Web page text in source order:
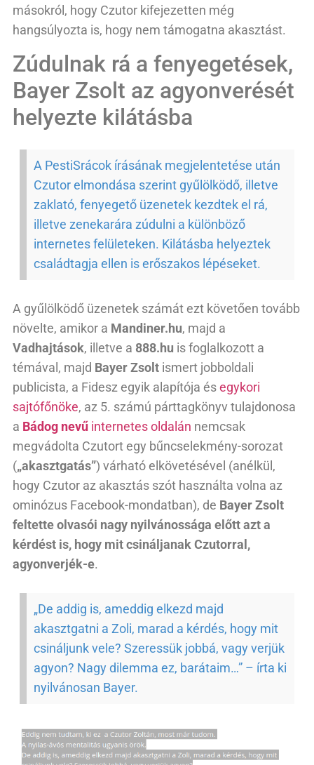
másokról, hogy Czutor kifejezetten még
hangsúlyozta is, hogy nem támogatna akasztást.
Zúdulnak rá a fenyegetések,
Bayer Zsolt az agyonverését
helyezte kilátásba
A PestiSrácok írásának megjelentetése után
Czutor elmondása szerint gyűlölködő, illetve
zaklató, fenyegető üzenetek kezdtek el rá,
illetve zenekarára zúdulni a különböző
internetes felületeken. Kilátásba helyeztek
családtagja ellen is erőszakos lépéseket.
A gyűlölködő üzenetek számát ezt követően tovább
növelte, amikor a Mandiner.hu, majd a
Vadhajtások, illetve a 888.hu is foglalkozott a
témával, majd Bayer Zsolt ismert jobboldali
publicista, a Fidesz egyik alapítója ésegykori
sajtófőnöke, az 5. számú párttagkönyv tulajdonosa
a Bádog nevű internetes oldalán nemcsak
megvádolta Czutort egy bűncselekmény-sorozat
(„akasztgatás”) várható elkövetésével (anélkül,
hogy Czutor az akasztás szót használta volna az
ominózus Facebook-mondatban), de Bayer Zsolt
feltette olvasói nagy nyilvánossága előtt azt a
kérdést is, hogy mit csináljanak Czutorral,
agyonverjék-e.
„De addig is, ameddig elkezd majd
akasztgatni a Zoli, marad a kérdés, hogy mit
csináljunk vele? Szeressük jobbá, vagy verjük
agyon? Nagy dilemma ez, barátaim…” – írta ki
nyilvánosan Bayer.